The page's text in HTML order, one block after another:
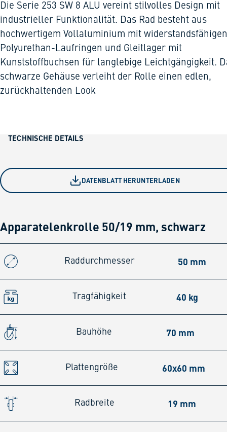
Die Serie 253 SW 8 ALU vereint stilvolles Design mit
industrieller Funktionalität. Das Rad besteht aus
hochwertigem Vollaluminium mit widerstandsfähigen
Polyurethan-Laufringen und Gleitlager mit
Kunststoffbuchsen für langlebige Leichtgängigkeit.
schwarze Gehäuse verleiht der Rolle einen edlen,
zurückhaltenden Look
TECHNISCHE DETAILS
DATENBLATT HERUNTERLADEN
Apparatelenkrolle 50/19 mm, schwarz
Raddurchmesser 50 mm
Tragfähigkeit 40 kg
Bauhöhe 70 mm
Plattengröße 60x60 mm
Radbreite 19 mm